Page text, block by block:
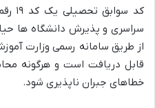
کد
سراسری و پذیرش دانشگاه ها
قابل دریافت است و هرگونه
خطاهای جبران ناپذیری شود.